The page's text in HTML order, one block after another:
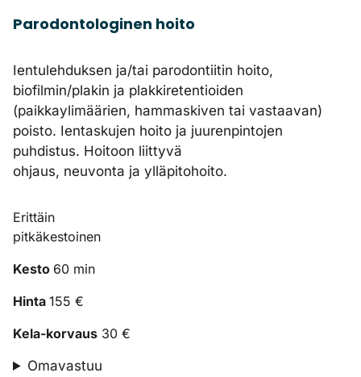
Parodontologinen hoito
Ientulehduksen ja/tai parodontiitin hoito,
biofilmin/plakin ja plakkiretentioiden
(paikkaylimäärien, hammaskiven tai vastaavan)
poisto. Ientaskujen hoito ja juurenpintojen
puhdistus. Hoitoon liittyvä
ohjaus, neuvonta ja ylläpitohoito.
Erittäin
pitkäkestoinen
Kesto 60 min
Hinta 155 €
Kela-korvaus 30 €
Omavastuu